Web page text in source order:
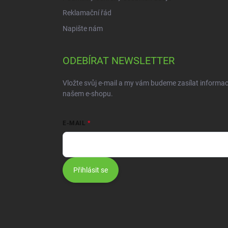
Reklamační řád
Napište nám
ODEBÍRAT NEWSLETTER
Vložte svůj e-mail a my vám budeme zasílat
našem e-shopu.
E-MAIL
Přihlásit se